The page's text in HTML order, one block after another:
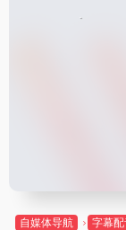
自媒体导航 字幕